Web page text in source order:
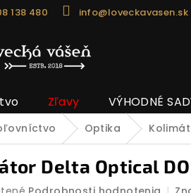
138 480 info@loveckavasen.sk
Zľavy VÝHODNÉ
Optika
Delta Optical